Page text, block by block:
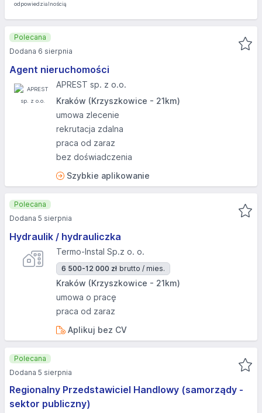
Agent nieruchomości
APREST sp. z o.o.
Kraków (Krzyszkowice - 21km)
umowa zlecenie
rekrutacja zdalna
praca od zaraz
bez doświadczenia
Szybkie aplikowanie
Polecana
Dodana 6 sierpnia
Hydraulik / hydrauliczka
Termo-Instal Sp.z o. o.
6 500-12 000 zł brutto / mies.
Kraków (Krzyszkowice - 21km)
umowa o pracę
praca od zaraz
Aplikuj bez CV
Polecana
Dodana 5 sierpnia
Regionalny Przedstawiciel Handlowy (samorządy -
sektor publiczny)
Polecana
Dodana 5 sierpnia